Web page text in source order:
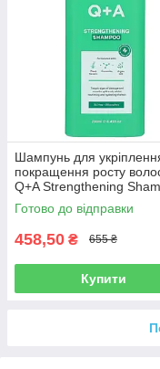
Шампунь для
покращення росту
Q+A Strengthening
250 мл
Готово до відправки
458,50 ₴ 655 ₴
Купити